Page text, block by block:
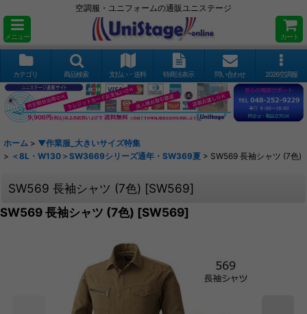
空調服・ユニフォームの通販ユニステージ
メニュー カート
カテゴリ 商品検索 支払い・送料 特商法表示 問い合わせ 2026空調服
ホーム > ▼作業服_大きいサイズ特集
> ＜8L・W130＞SW3669シリーズ通年・SW369夏 > SW569 長袖シャツ (7色)
SW569 長袖シャツ (7色) [SW569]
SW569 長袖シャツ (7色) [SW569]